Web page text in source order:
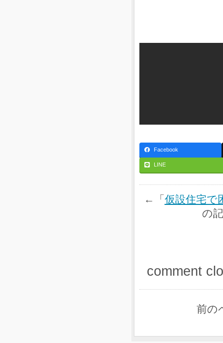
Facebook
LINE
←「 仮設住宅で
の
comment
前の